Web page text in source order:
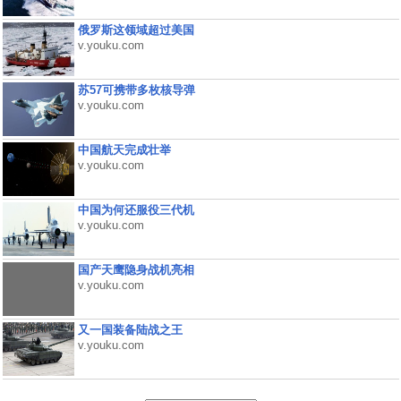
俄罗斯这领域超过美国
v.youku.com
苏57可携带多枚核导弹
v.youku.com
中国航天完成壮举
v.youku.com
中国为何还服役三代机
v.youku.com
国产天鹰隐身战机亮相
v.youku.com
又一国装备陆战之王
v.youku.com